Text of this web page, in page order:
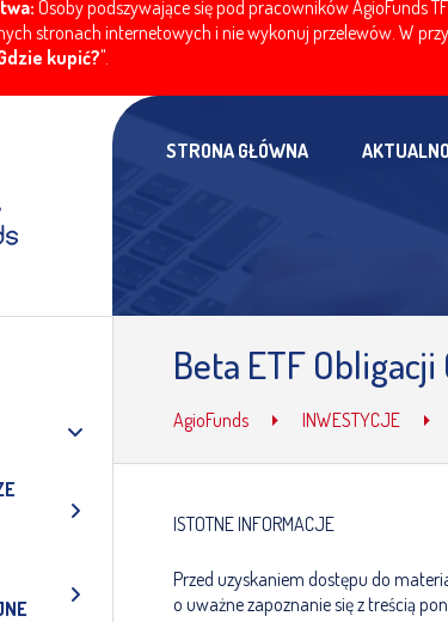
Osoby podszywające się pod pracowników AgioFunds
stronach internetowych i nie wykonuj przelewów. W
kupić?".
STRONA GŁÓWNA
Beta ETF Obligacji
AgioFunds INWESTYCJE
ISTOTNE INFORMACJE
Przed uzyskaniem dostępu do
o uważne zapoznanie się z treścią